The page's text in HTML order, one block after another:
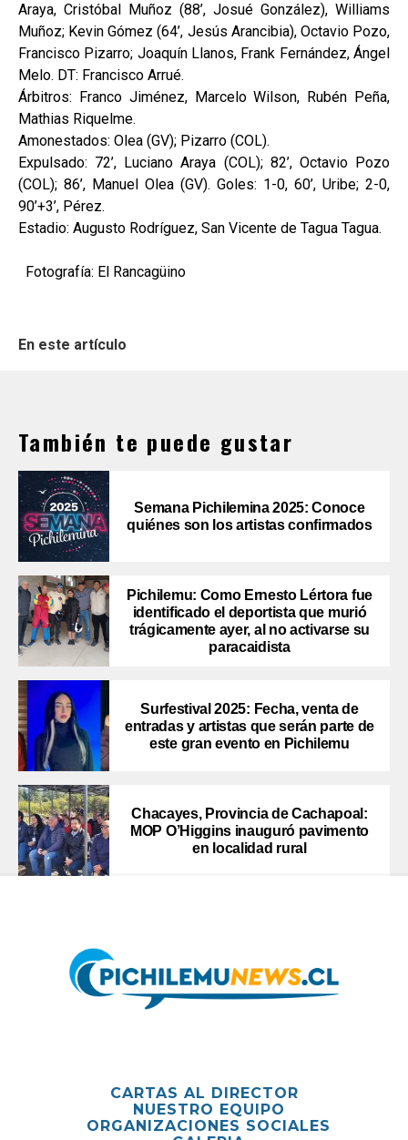
Araya, Cristóbal Muñoz (88’, Josué González), Williams
Muñoz; Kevin Gómez (64’, Jesús Arancibia), Octavio Pozo,
Francisco Pizarro; Joaquín Llanos, Frank Fernández, Ángel
Melo. DT: Francisco Arrué.
Árbitros: Franco Jiménez, Marcelo Wilson, Rubén Peña,
Mathias Riquelme.
Amonestados: Olea (GV); Pizarro (COL).
Expulsado: 72’, Luciano Araya (COL); 82’, Octavio Pozo
(COL); 86’, Manuel Olea (GV). Goles: 1-0, 60’, Uribe; 2-0,
90’+3’, Pérez.
Estadio: Augusto Rodríguez, San Vicente de Tagua Tagua.
Fotografía: El Rancagüino
En este artículo
También te puede gustar
Semana Pichilemina 2025: Conoce
quiénes son los artistas confirmados
Pichilemu: Como Ernesto Lértora fue
identificado el deportista que murió
trágicamente ayer, al no activarse su
paracaidista
Surfestival 2025: Fecha, venta de
entradas y artistas que serán parte de
este gran evento en Pichilemu
Chacayes, Provincia de Cachapoal:
MOP O’Higgins inauguró pavimento
en localidad rural
CARTAS AL DIRECTOR
NUESTRO EQUIPO
ORGANIZACIONES SOCIALES